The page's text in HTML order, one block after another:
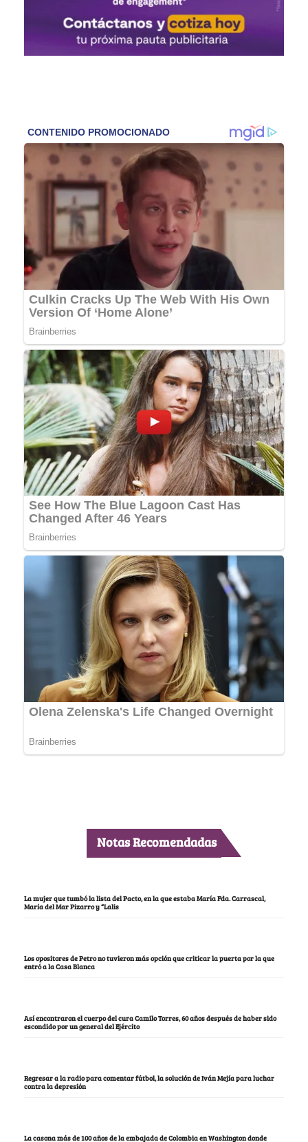
Notas Recomendadas
La mujer que tumbó la lista del Pacto, en la que estaba María Fda. Carrascal,
María del Mar Pizarro y “Lalis
Los opositores de Petro no tuvieron más opción que criticar la puerta por la que
entró a la Casa Blanca
Así encontraron el cuerpo del cura Camilo Torres, 60 años después de haber sido
escondido por un general del Ejército
Regresar a la radio para comentar fútbol, la solución de Iván Mejía para luchar
contra la depresión
La casona más de 100 años de la embajada de Colombia en Washington donde